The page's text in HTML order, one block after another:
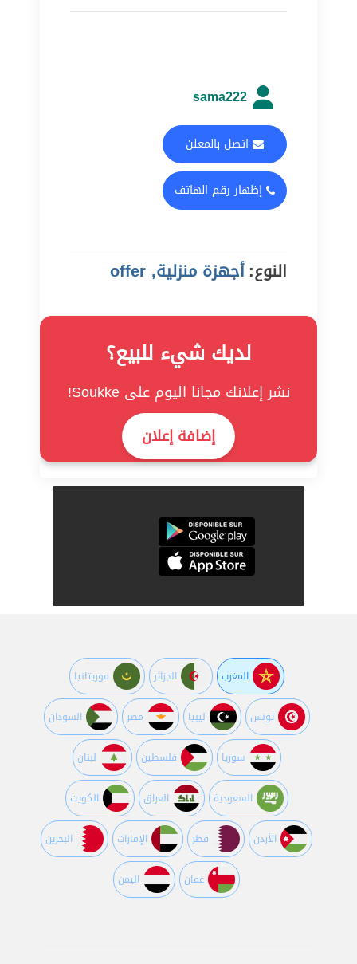
sama222
اتصل بالمعلن
إظهار رقم الهاتف
النوع:أجهزة منزلية, offer
لديك شيء للبيع؟
نشر إعلانك مجانا اليوم على Soukke!
إضافة إعلان
المغرب الجزائر موريتانيا
تونس ليبيا مصر السودان
سوريا فلسطين لبنان
السعودية العراق الكويت
اﻷردن قطر اﻹمارات البحرين
عمان اليمن